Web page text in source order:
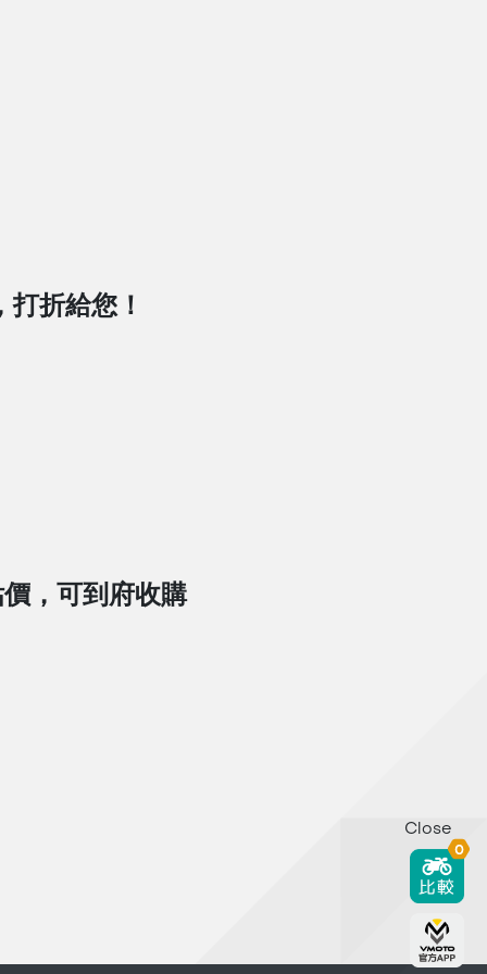
折給您！
，可到府收購
Close
0